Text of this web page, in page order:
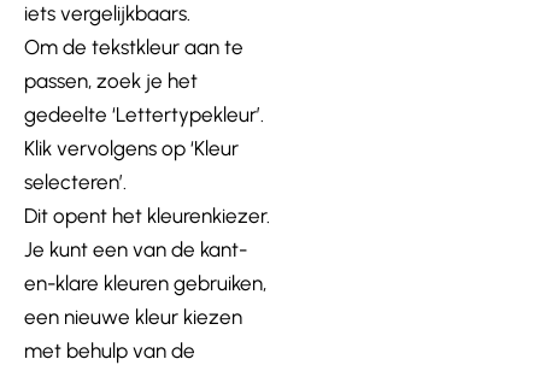
iets vergelijkbaars.
Om de tekstkleur aan te
passen, zoek je het
gedeelte ‘Lettertypekleur’.
Klik vervolgens op ‘Kleur
selecteren’.
Dit opent het kleurenkiezer.
Je kunt een van de kant-
en-klare kleuren gebruiken,
een nieuwe kleur kiezen
met behulp van de